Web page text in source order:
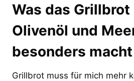
Was das
Olivenöl und
besonders macht
Grillbrot muss für mich mehr